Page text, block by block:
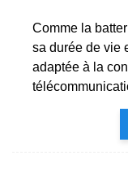
Comme la
sa durée de vie
adaptée à la